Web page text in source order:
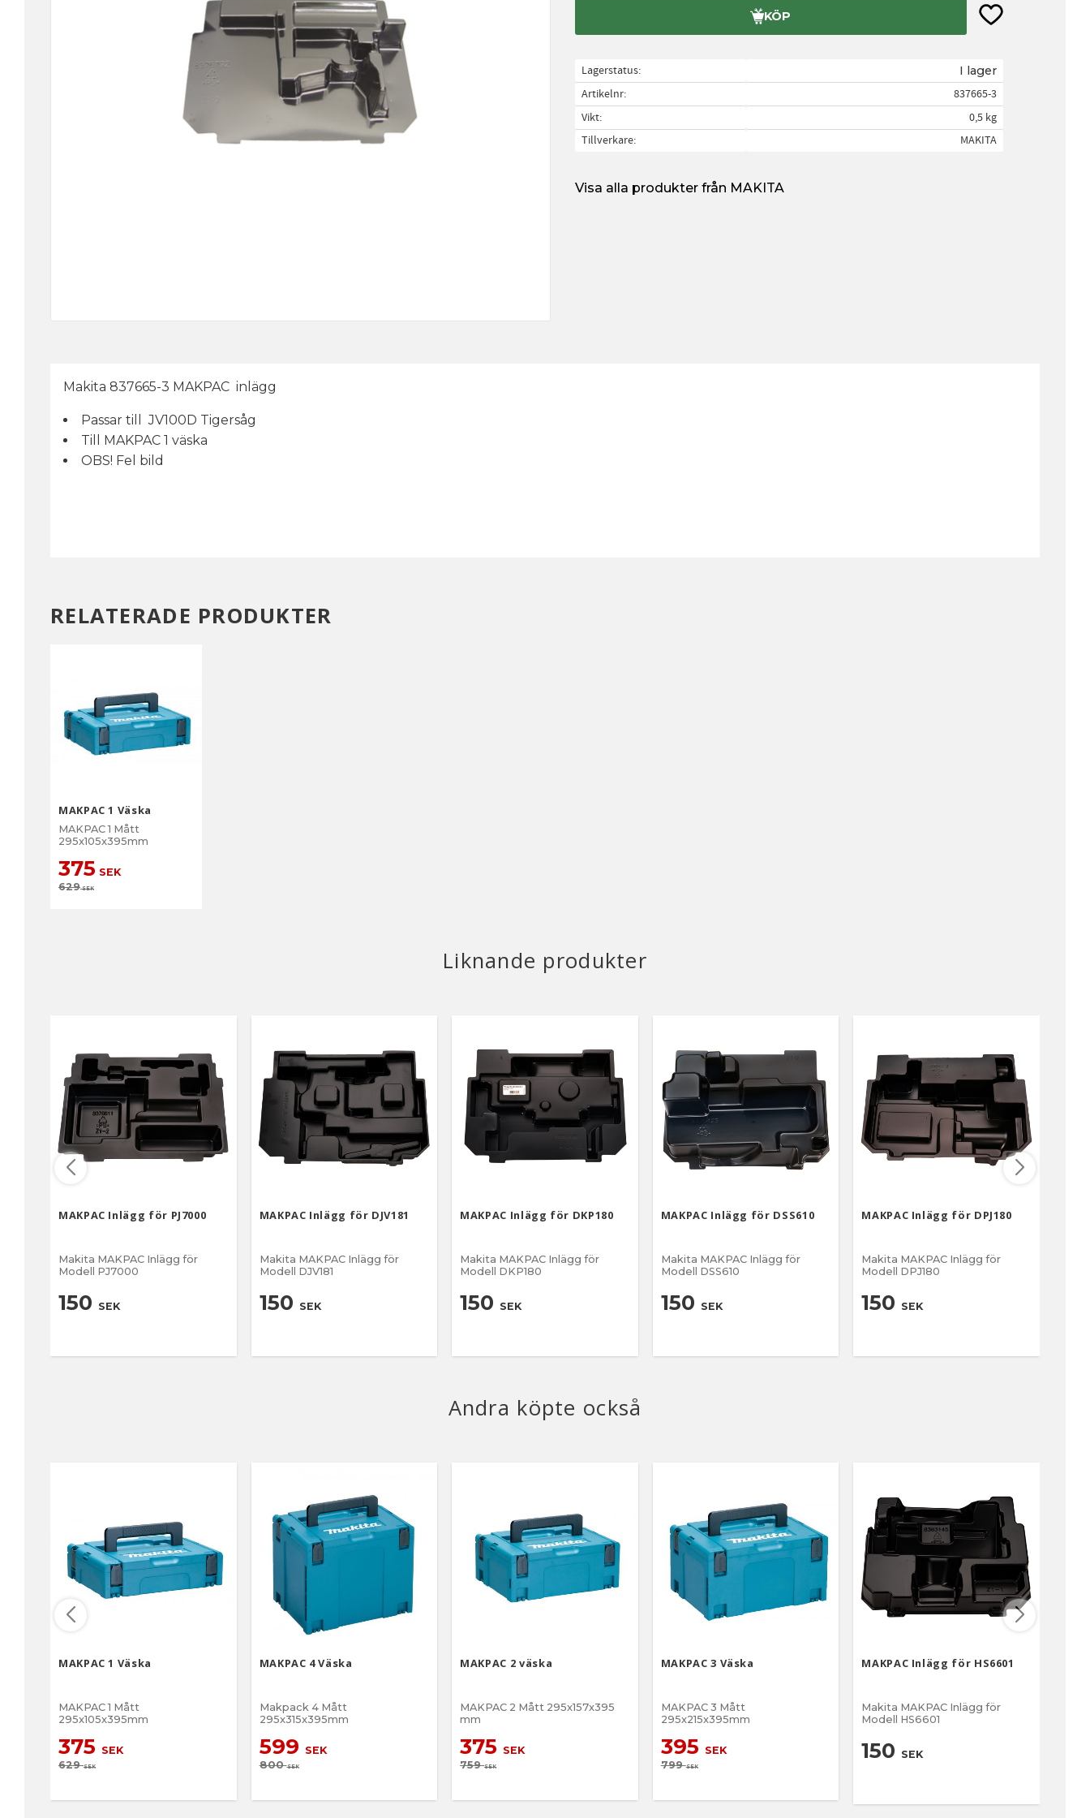
KÖP Lägg till i
Lagerstatus I lager
Artikelnr
837665-3
Vikt
0,5 kg
Tillverkare
MAKITA
Visa alla produkter från MAKITA
Makita 837665-3 MAKPAC inlägg
Passar till JV100D Tigersåg
Till MAKPAC 1 väska
OBS! Fel bild
RELATERADE PRODUKTER
MAKPAC 1 Väska
MAKPAC 1 Mått
295x105x395mm
375 SEK
629SEK
Liknande produkter
MAKPAC Inlägg för PJ7000
Makita MAKPAC Inlägg för
Modell PJ7000
150 SEK
MAKPAC Inlägg för DJV181
Makita MAKPAC Inlägg för
Modell DJV181
150 SEK
MAKPAC Inlägg för DKP180
Makita MAKPAC Inlägg för
Modell DKP180
150 SEK
MAKPAC Inlägg för DSS610
Makita MAKPAC Inlägg för
Modell DSS610
150 SEK
MAKPAC Inlägg för DPJ180
Makita MAKPAC Inlägg för
Modell DPJ180
150 SEK
Andra köpte också
MAKPAC 1 Väska
MAKPAC 1 Mått
295x105x395mm
375 SEK
629SEK
MAKPAC 4 Väska
Makpack 4 Mått
295x315x395mm
599 SEK
800SEK
MAKPAC 2 väska
MAKPAC 2 Mått 295x157x395
mm
375 SEK
759SEK
MAKPAC 3 Väska
MAKPAC 3 Mått
295x215x395mm
395 SEK
799SEK
MAKPAC Inlägg för HS6601
Makita MAKPAC Inlägg för
Modell HS6601
150 SEK